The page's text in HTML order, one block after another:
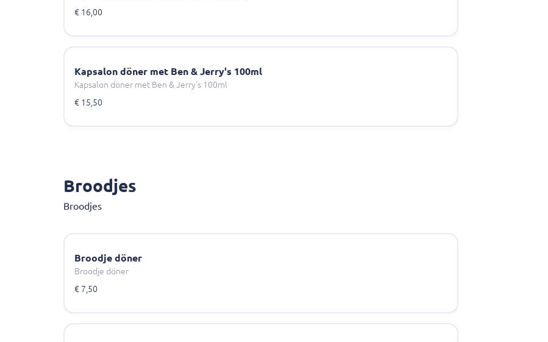
€ 16,00
Kapsalon döner met Ben & Jerry's 100ml
Kapsalon döner met Ben & Jerry's 100ml
€ 15,50
Broodjes
Broodjes
Broodje döner
Broodje döner
€ 7,50